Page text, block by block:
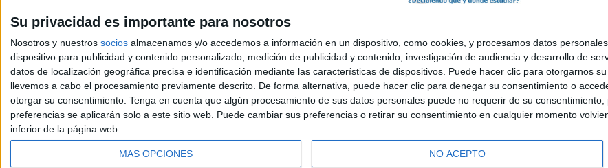
Su privacidad es importante para nosotros
Nosotros y nuestros socios almacenamos y/o accedemos a información en un dispositivo, como cookies, y procesamos datos
dispositivo para publicidad y contenido personalizado, medición de publicidad y contenido, investigación de audiencia y desarrollo de
datos de localización geográfica precisa e identificación mediante las características de dispositivos. Puede hacer clic para otorgarnos
llevemos a cabo el procesamiento previamente descrito. De forma alternativa, puede hacer clic para denegar su consentimiento o
otorgar su consentimiento. Tenga en cuenta que algún procesamiento de sus datos personales puede no requerir de su
preferencias se aplicarán solo a este sitio web. Puede cambiar sus preferencias o retirar su consentimiento en cualquier momento
inferior de la página web.
MÁS OPCIONES NO ACEPTO
Quiénes somos|Contactar|Anúnciate
Aviso legal|Politica de privacidad|Condiciones generales|Política de
© 2003-2026Compás Mediterráneo S.L.- Diego de León 47 - 28006 Madrid [ESPAÑA]